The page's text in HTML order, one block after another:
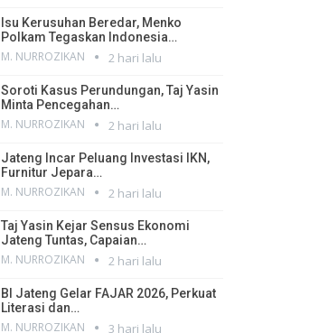
Isu Kerusuhan Beredar, Menko
Polkam Tegaskan Indonesia…
M. NURROZIKAN 2 hari lalu
Soroti Kasus Perundungan, Taj Yasin
Minta Pencegahan…
M. NURROZIKAN 2 hari lalu
Jateng Incar Peluang Investasi IKN,
Furnitur Jepara…
M. NURROZIKAN 2 hari lalu
Taj Yasin Kejar Sensus Ekonomi
Jateng Tuntas, Capaian…
M. NURROZIKAN 2 hari lalu
BI Jateng Gelar FAJAR 2026, Perkuat
Literasi dan…
M. NURROZIKAN 3 hari lalu